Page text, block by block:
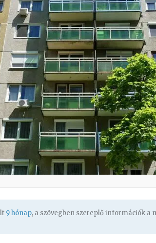
9 hónap, a szövegben szereplő információk a